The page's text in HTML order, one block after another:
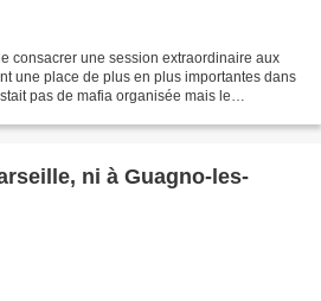
consacrer une session extraordinaire aux
une place de plus en plus importantes dans
pas de mafia organisée mais le
ni à Guagno-les-